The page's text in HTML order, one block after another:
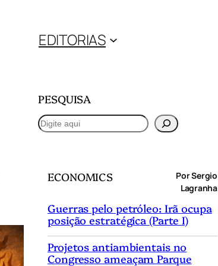
EDITORIAS
PESQUISA
P
ECONOMICS
Por Sergio
Lagranha
Guerras pelo petróleo: Irã ocupa
posição estratégica (Parte I)
Projetos antiambientais no
Congresso ameaçam Parque